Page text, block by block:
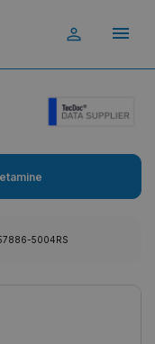
5004RS